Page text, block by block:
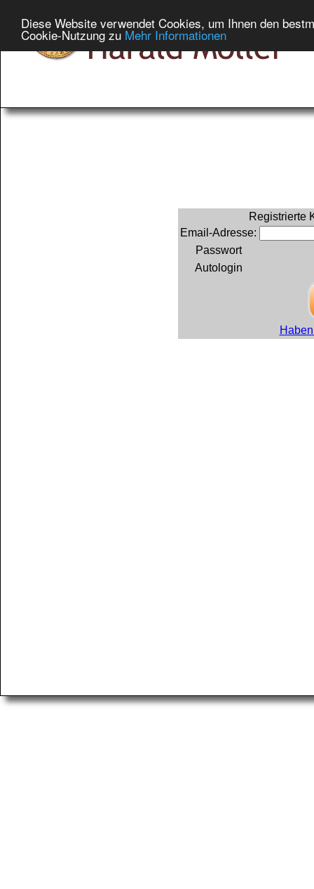
Diese Website verwendet Cookies, um Ihnen den
Cookie-Nutzung zu Mehr Informationen
Registrierte
Email-Adresse:
Passwort
Autologin